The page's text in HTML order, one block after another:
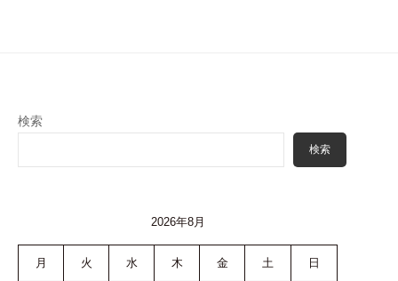
検索
検索
2026年8月
月 火 水 木 金 土 日